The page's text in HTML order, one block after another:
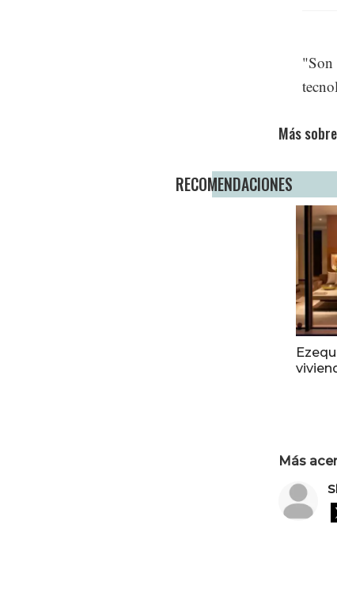
"Son
RECOMENDACIONES
Más